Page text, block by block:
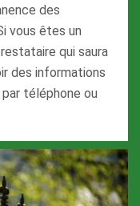
des
vous êtes un
qui saura
des informations
téléphone ou